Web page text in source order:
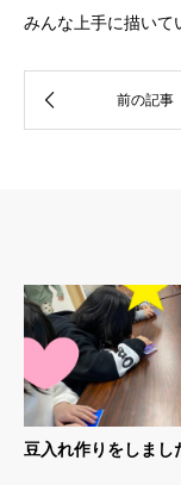
みんな上手に描いて
豆入れ作りをしまし